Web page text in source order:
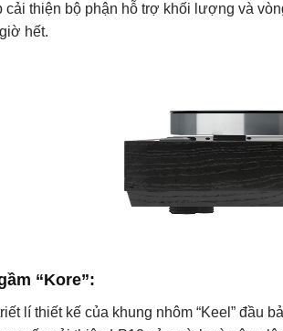
cải thiện bộ phận hỗ trợ khối lượng và
hết.
“Kore”:
lí thiết kế của khung nhôm “Keel” đầu